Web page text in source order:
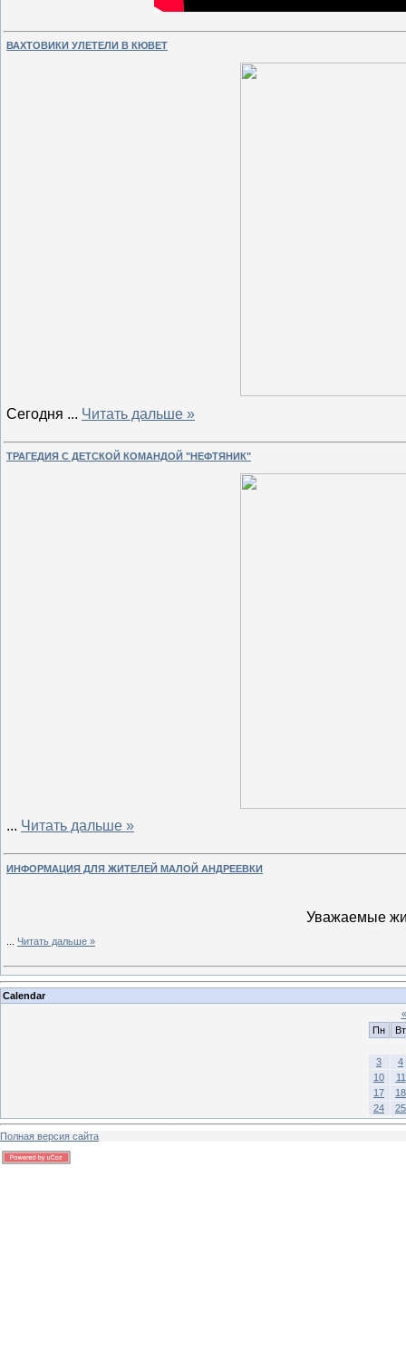
ВАХТОВИКИ УЛЕТЕЛИ В КЮВЕТ
Сегодня ... Читать дальше »
ТРАГЕДИЯ С ДЕТСКОЙ КОМАНДОЙ "НЕФТЯНИК"
... Читать дальше »
ИНФОРМАЦИЯ ДЛЯ ЖИТЕЛЕЙ МАЛОЙ АНДРЕЕВКИ
Уважаемые
Читать дальше »
Calendar
«
Пн
Вт
3
4
10
11
17
18
24
25
Полная версия сайта